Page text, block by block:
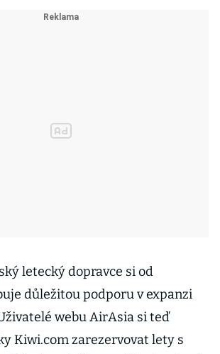
letecký dopravce si od
důležitou podporu v expanzi
webu AirAsia si teď
Kiwi.com zarezervovat lety s